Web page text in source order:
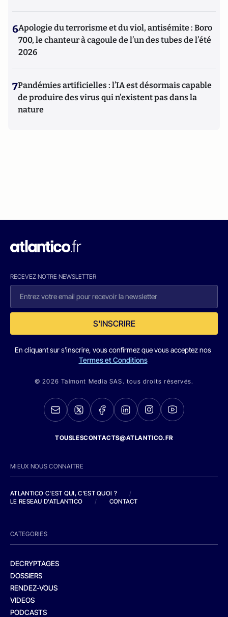
6Apologie du terrorisme et du viol, antisémite : Boro
700, le chanteur à cagoule de l’un des tubes de l’été
2026
7Pandémies artificielles : l’IA est désormais capable
de produire des virus qui n’existent pas dans la
nature
RECEVEZ NOTRE NEWSLETTER
S'INSCRIRE
En cliquant sur s'inscrire, vous confirmez que vous acceptez nos
Termes et Conditions
© 2026 Talmont Media SAS. tous droits réservés.
TOUSLESCONTACTS@ATLANTICO.FR
MIEUX NOUS CONNAITRE
ATLANTICO C'EST QUI, C'EST QUOI ?
/
LE RESEAU D'ATLANTICO
/ CONTACT
CATEGORIES
DECRYPTAGES
DOSSIERS
RENDEZ-VOUS
VIDEOS
PODCASTS